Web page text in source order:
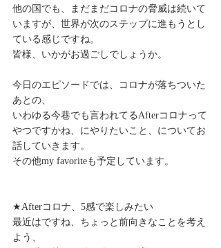
他の国でも、まだまだコロナの脅威は続いて
いますが、世界が次のステップに進もうとし
ている感じですね。
皆様、いかがお過ごしでしょうか。
今日のエピソードでは、コロナが落ちついた
あとの、
いわゆる今巷でも言われてるAfterコロナって
やつですかね、にやりたいこと、についてお
話していきます。
その他my favoriteも予定しています。
★Afterコロナ、5感で楽しみたい
最近はですね、ちょっと前向きなことを考え
よう、